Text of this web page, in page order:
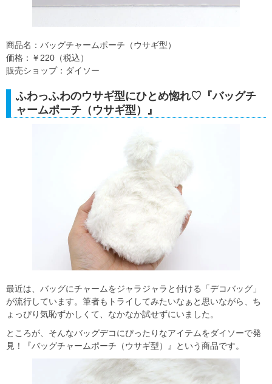
商品名：バッグチャームポーチ（ウサギ型）
価格：￥220（税込）
販売ショップ：ダイソー
ふわっふわのウサギ型にひとめ惚れ♡『バッグチ
ャームポーチ（ウサギ型）』
最近は、バッグにチャームをジャラジャラと付ける「デコバッグ」
が流行しています。筆者もトライしてみたいなぁと思いながら、ち
ょっぴり気恥ずかしくて、なかなか試せずにいました。
ところが、そんなバッグデコにぴったりなアイテムをダイソーで発
見！『バッグチャームポーチ（ウサギ型）』という商品です。